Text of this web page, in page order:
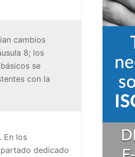
cambios
8; los
se
con la
En los
dedicado